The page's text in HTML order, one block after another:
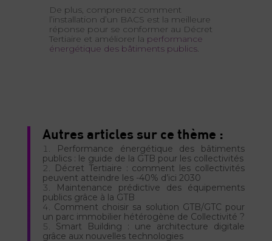
De plus, comprenez comment
l’installation d’un BACS est la meilleure
réponse pour se conformer au Décret
Tertiaire et améliorer la performance
énergétique des bâtiments publics.
Autres articles sur ce thème :
Performance énergétique des bâtiments
publics : le guide de la GTB pour les collectivités
Décret Tertiaire : comment les collectivités
peuvent atteindre les -40% d’ici 2030
Maintenance prédictive des équipements
publics grâce à la GTB
Comment choisir sa solution GTB/GTC pour
un parc immobilier hétérogène de Collectivité ?
Smart Building : une architecture digitale
grâce aux nouvelles technologies